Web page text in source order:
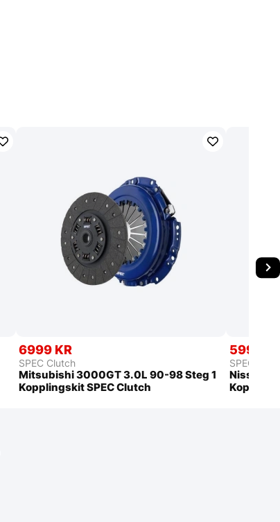
6999 KR
SPEC Clutch
Mitsubishi 3000GT 3.0L 90-98 Steg 1
Kopplingskit SPEC Clutch
5999
SPEC
Nissan